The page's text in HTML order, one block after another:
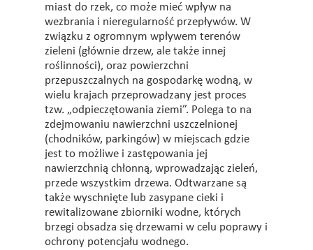
miast do rzek, co może mieć wpływ na
wezbrania i nieregularność przepływów. W
związku z ogromnym wpływem terenów
zieleni (głównie drzew, ale także innej
roślinności), oraz powierzchni
przepuszczalnych na gospodarkę wodną, w
wielu krajach przeprowadzany jest proces
tzw. „odpieczętowania ziemi”. Polega to na
zdejmowaniu nawierzchni uszczelnionej
(chodników, parkingów) w miejscach gdzie
jest to możliwe i zastępowania jej
nawierzchnią chłonną, wprowadzając zieleń,
przede wszystkim drzewa. Odtwarzane są
także wyschnięte lub zasypane cieki i
rewitalizowane zbiorniki wodne, których
brzegi obsadza się drzewami w celu poprawy i
ochrony potencjału wodnego.